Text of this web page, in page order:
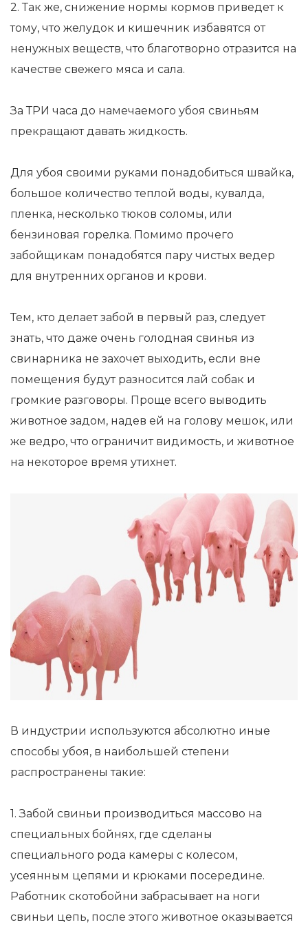
2. Так же, снижение нормы кормов приведет к
тому, что желудок и кишечник избавятся от
ненужных веществ, что благотворно отразится на
качестве свежего мяса и сала.
За ТРИ часа до намечаемого убоя свиньям
прекращают давать жидкость.
Для убоя своими руками понадобиться швайка,
большое количество теплой воды, кувалда,
пленка, несколько тюков соломы, или
бензиновая горелка. Помимо прочего
забойщикам понадобятся пару чистых ведер
для внутренних органов и крови.
Тем, кто делает забой в первый раз, следует
знать, что даже очень голодная свинья из
свинарника не захочет выходить, если вне
помещения будут разносится лай собак и
громкие разговоры. Проще всего выводить
животное задом, надев ей на голову мешок, или
же ведро, что ограничит видимость, и животное
на некоторое время утихнет.
В индустрии используются абсолютно иные
способы убоя, в наибольшей степени
распространены такие:
1. Забой свиньи производиться массово на
специальных бойнях, где сделаны
специального рода камеры с колесом,
усеянным цепями и крюками посередине.
Работник скотобойни забрасывает на ноги
свиньи цепь, после этого животное оказывается